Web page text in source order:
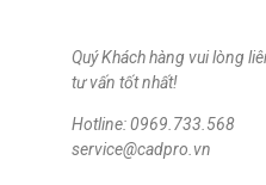
Quý Khách hàng vui lòng
tư vấn tốt nhất!
Hotline: 0969.733.568
service@cadpro.vn